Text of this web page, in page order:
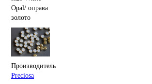
Производитель
Preciosa